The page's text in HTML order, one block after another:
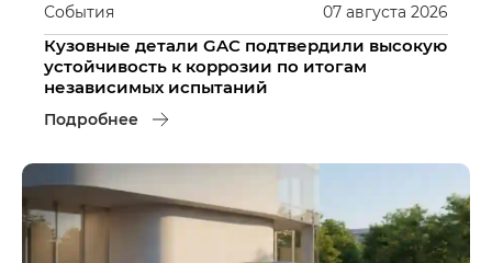
07 августа 2026
События
Кузовные детали GAC подтвердили высокую
устойчивость к коррозии по итогам
независимых испытаний
Подробнее